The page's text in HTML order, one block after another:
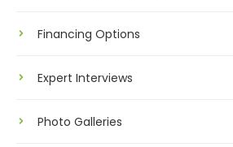
Financing Options
Expert Interviews
Photo Galleries